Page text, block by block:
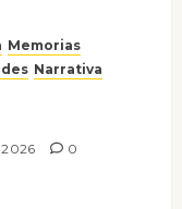
Memorias
Narrativa
0